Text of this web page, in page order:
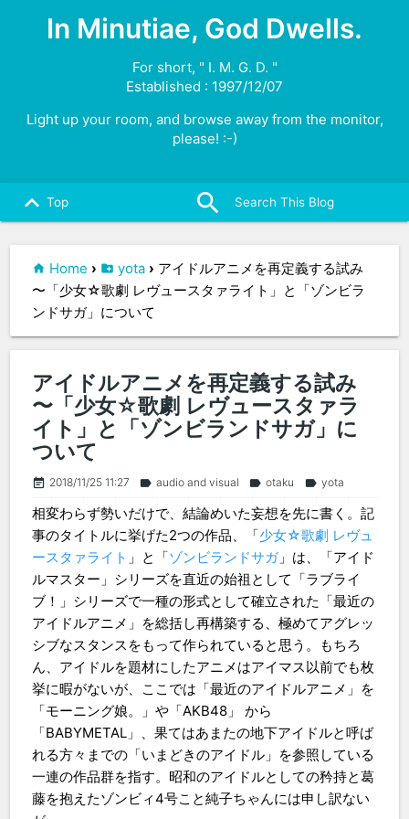
In Minutiae, God Dwells.
For short, " I. M. G. D. "
Established : 1997/12/07
Light up your room, and browse away from the monitor,
please! :-)
keyboard_arrow_up Top search
Home › yota › アイドルアニメを再定義する試み
〜「少女☆歌劇 レヴュースタァライト」と「ゾンビラ
ンドサガ」について
アイドルアニメを再定義する試み
〜「少女☆歌劇 レヴュースタァラ
イト」と「ゾンビランドサガ」に
ついて
event_note 2018/11/25 11:27 label audio and visual label otaku label yota
相変わらず勢いだけで、結論めいた妄想を先に書く。記
事のタイトルに挙げた2つの作品、「少女☆歌劇 レヴュ
ースタァライト 」と「ゾンビランドサガ 」は、「アイド
ルマスター」シリーズを直近の始祖として「ラブライ
ブ！」シリーズで一種の形式として確立された「最近の
アイドルアニメ」を総括し再構築する、極めてアグレッ
シブなスタンスをもって作られていると思う。もちろ
ん、アイドルを題材にしたアニメはアイマス以前でも枚
挙に暇がないが、ここでは「最近のアイドルアニメ」を
「モーニング娘。」や「AKB48」 から
「BABYMETAL」、果てはあまたの地下アイドルと呼ば
れる方々までの「いまどきのアイドル」を参照している
一連の作品群を指す。昭和のアイドルとしての矜持と葛
藤を抱えたゾンビィ4号こと純子ちゃんには申し訳ない